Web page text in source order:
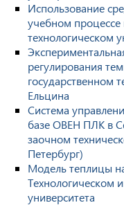
Использование
учебном процессе
технологическом
регулирования
государственном
Ельцина
Система
базе ОВЕН ПЛК в
заочном
Петербург)
Модель теплицы
Технологическом
университета